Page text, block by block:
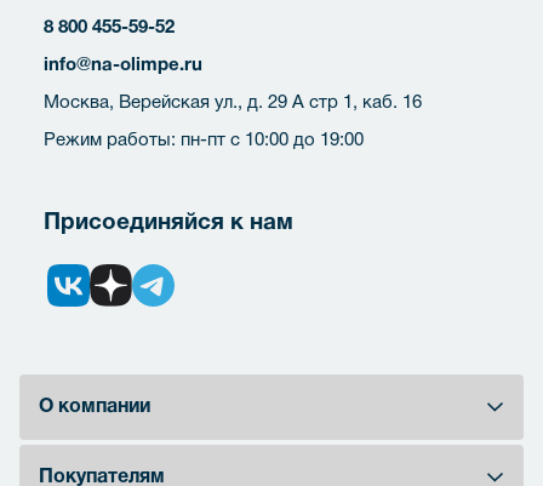
8 800 455-59-52
info@na-olimpe.ru
Москва, Верейская ул., д. 29 А стр 1, каб. 16
Режим работы: пн-пт с 10:00 до 19:00
Присоединяйся к нам
О компании
Покупателям